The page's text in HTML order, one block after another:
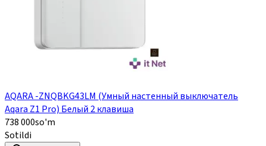
AQARA -ZNQBKG43LM (Умный настенный выключатель
Aqara Z1 Pro) Белый 2 клавиша
738 000so'm
Sotildi